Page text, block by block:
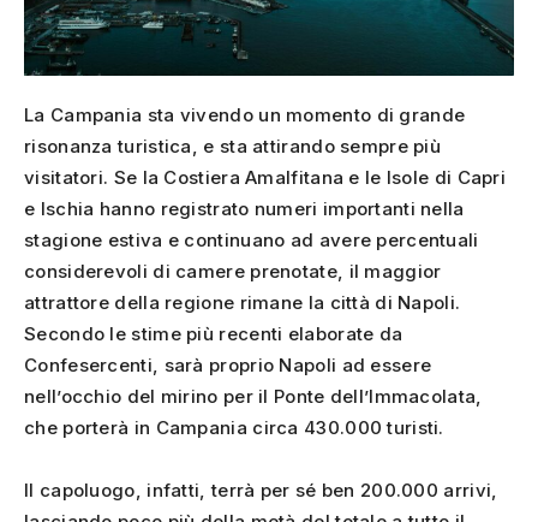
La Campania sta vivendo un momento di grande
risonanza turistica, e sta attirando sempre più
visitatori. Se la Costiera Amalfitana e le Isole di Capri
e Ischia hanno registrato numeri importanti nella
stagione estiva e continuano ad avere percentuali
considerevoli di camere prenotate, il maggior
attrattore della regione rimane la città di Napoli.
Secondo le stime più recenti elaborate da
Confesercenti, sarà proprio Napoli ad essere
nell’occhio del mirino per il Ponte dell’Immacolata,
che porterà in Campania circa 430.000 turisti.
Il capoluogo, infatti, terrà per sé ben 200.000 arrivi,